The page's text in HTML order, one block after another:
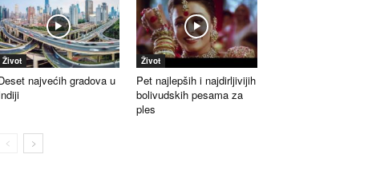
Život
najvećih gradova u
Život
Pet najlepših i najdirljivijih
bolivudskih pesama za
ples